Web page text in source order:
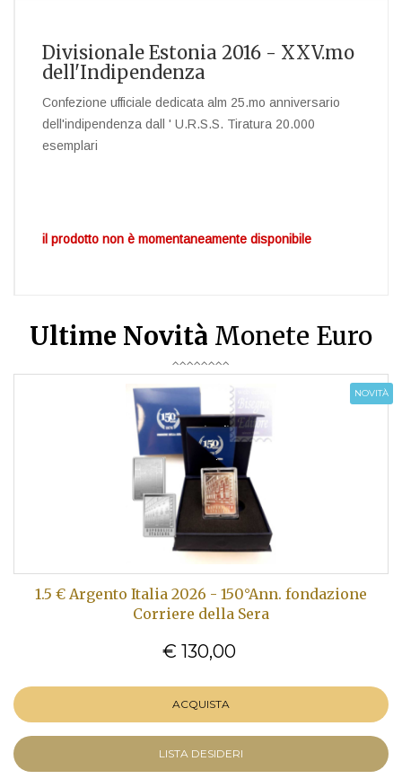
Divisionale Estonia 2016 - XXV.mo
dell'Indipendenza
Confezione ufficiale dedicata alm 25.mo anniversario
dell'indipendenza dall ' U.R.S.S. Tiratura 20.000
esemplari
il prodotto non è momentaneamente disponibile
Ultime Novità Monete Euro
NOVITÀ
1.5 € Argento Italia 2026 - 150°Ann. fondazione
Corriere della Sera
€ 130,00
ACQUISTA
LISTA DESIDERI